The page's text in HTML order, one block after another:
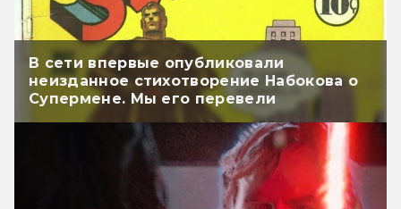
В сети впервые опубликовали
неизданное стихотворение Набокова о
Супермене. Мы его перевели